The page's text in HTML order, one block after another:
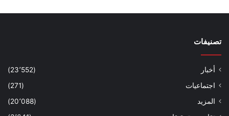
تصنيفات
أخبار
(23٬552)
اجتماعيات
(271)
المزيد
(20٬088)